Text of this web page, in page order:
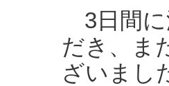
3日間に
だき、ま
ざいまし